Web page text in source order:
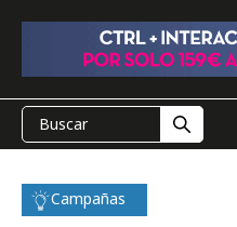
Campañas